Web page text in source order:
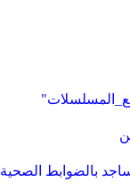
بالضوابط الصحية